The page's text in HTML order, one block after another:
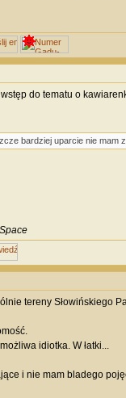
do tematu o
bardziej uparcie nie mam
tereny Słowińskiego
idiotka. W łatki...
i nie mam bladego